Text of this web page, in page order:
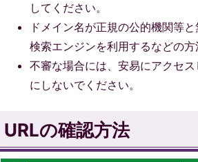
してください。
ドメイン名が正規の公的機関等
検索エンジンを利用するなどの
不審な場合には、安易にアクセ
にしないでください。
URLの確認方法